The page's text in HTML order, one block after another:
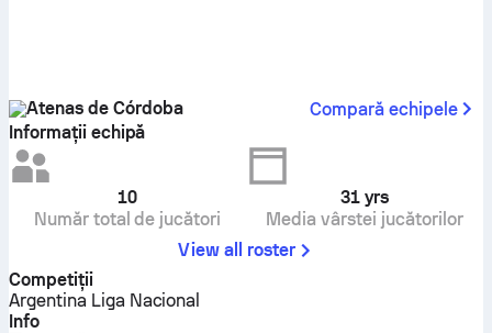
Atenas de Córdoba
Compară echipele
Informații echipă
10
Număr total de jucători
31 yrs
Media vârstei jucătorilor
View all roster
Competiţii
Argentina Liga Nacional
Info